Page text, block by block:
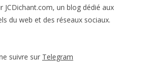
JCDichant.com, un blog dédié aux
du web et des réseaux sociaux.
suivre sur Telegram